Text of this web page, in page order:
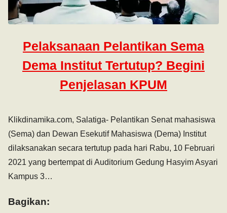
Pelaksanaan Pelantikan Sema
Dema Institut Tertutup? Begini
Penjelasan KPUM
Klikdinamika.com, Salatiga- Pelantikan Senat mahasiswa
(Sema) dan Dewan Esekutif Mahasiswa (Dema) Institut
dilaksanakan secara tertutup pada hari Rabu, 10 Februari
2021 yang bertempat di Auditorium Gedung Hasyim Asyari
Kampus 3…
Bagikan: